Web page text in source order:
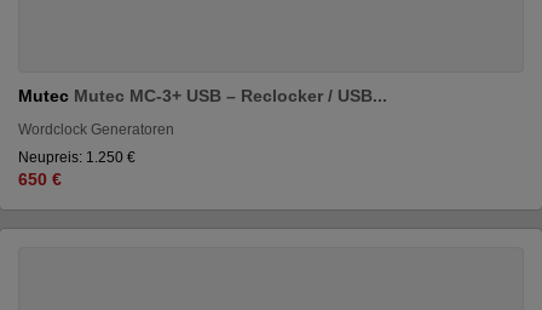
Mutec Mutec MC-3+ USB – Reclocker / USB...
Wordclock Generatoren
Neupreis: 1.250 €
650 €